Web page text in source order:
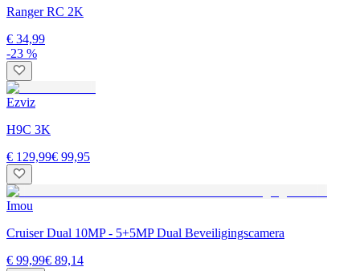
Ranger RC 2K
€ 34,99
-23 %
Ezviz
H9C 3K
€ 129,99€ 99,95
Imou
Cruiser Dual 10MP - 5+5MP Dual Beveiligingscamera
€ 99,99€ 89,14